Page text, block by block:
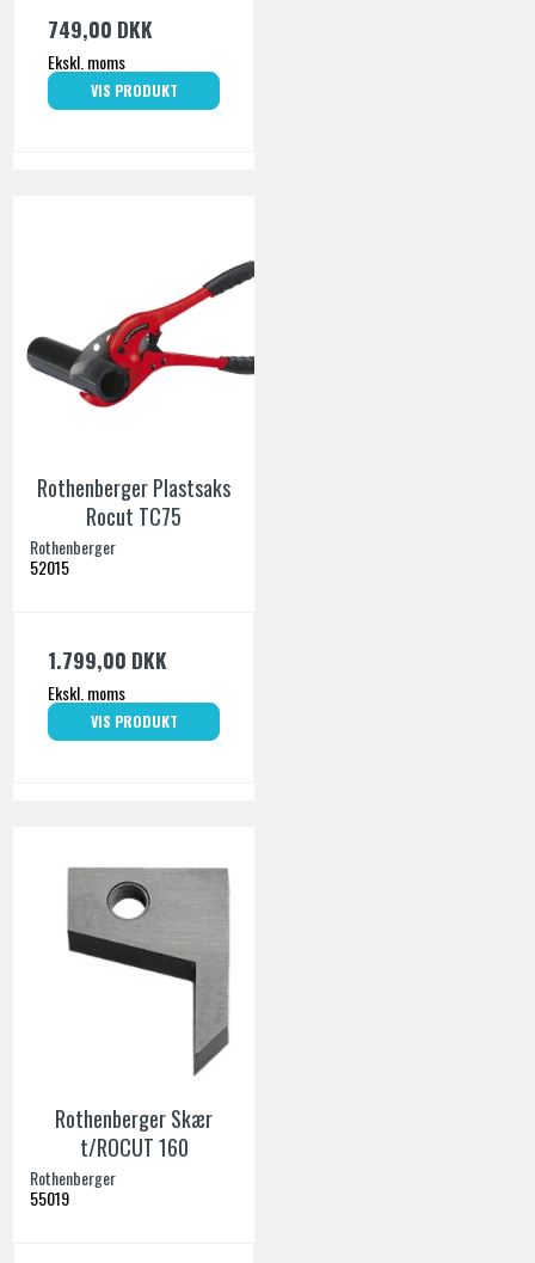
749,00 DKK
Ekskl. moms
VIS PRODUKT
Rothenberger Plastsaks
Rocut TC75
Rothenberger
52015
1.799,00 DKK
Ekskl. moms
VIS PRODUKT
Rothenberger Skær
t/ROCUT 160
Rothenberger
55019